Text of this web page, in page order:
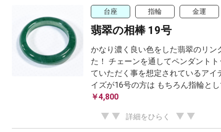
台座 指輪 金運
翡翠の相棒 19号
かなり濃く良い色をした翡翠のリン
た！ チェーンを通してペンダント
ていただく事を想定されているアイ
イズが16号の方は もちろん指輪と
￥4,800
詳細をひらく